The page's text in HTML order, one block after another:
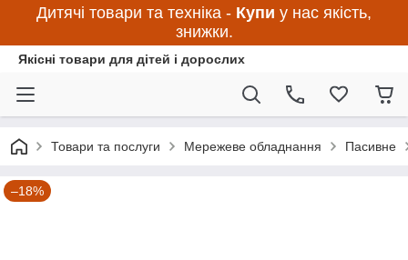
Дитячі товари та техніка - Купи у нас якість,
знижки.
Якісні товари для дітей і дорослих
Товари та послуги Мережеве обладнання Пасивне
–18%